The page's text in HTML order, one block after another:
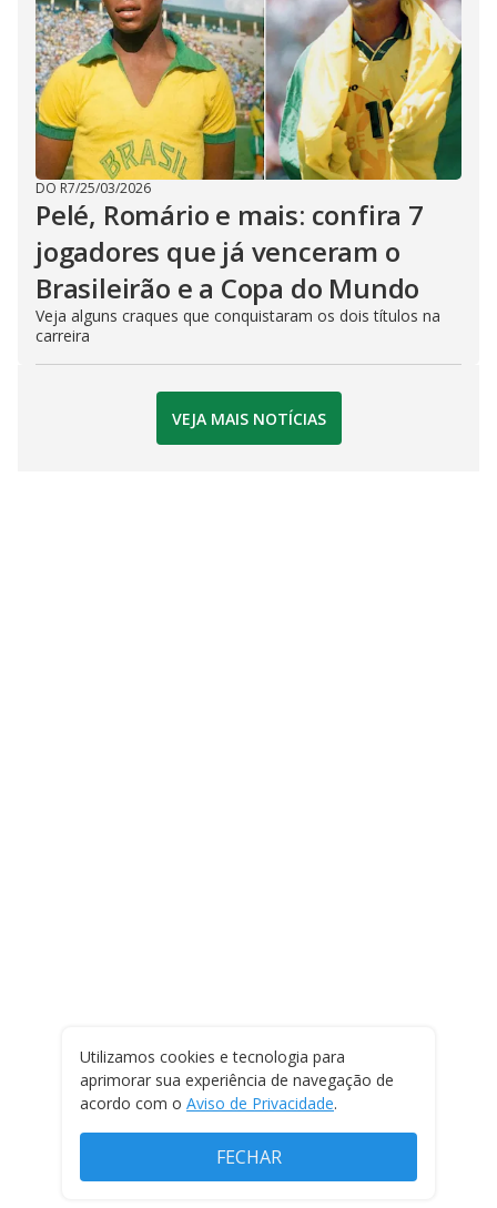
DO R7/25/03/2026
Pelé, Romário e mais: confira 7
jogadores que já venceram o
Brasileirão e a Copa do Mundo
Veja alguns craques que conquistaram os dois títulos na
carreira
VEJA MAIS NOTÍCIAS
Utilizamos cookies e tecnologia para
aprimorar sua experiência de navegação de
acordo com o Aviso de Privacidade.
FECHAR